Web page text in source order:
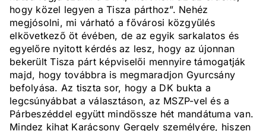
hogy közel legyen a Tisza párthoz”. Nehéz
megjósolni, mi várható a fővárosi közgyűlés
elkövetkező öt évében, de az egyik sarkalatos és
egyelőre nyitott kérdés az lesz, hogy az újonnan
bekerült Tisza párt képviselői mennyire támogatják
majd, hogy továbbra is megmaradjon Gyurcsány
befolyása. Az tiszta sor, hogy a DK bukta a
legcsúnyábbat a választáson, az MSZP-vel és a
Párbeszéddel együtt mindössze hét mandátuma van.
Mindez kihat Karácsony Gergely személyére, hiszen